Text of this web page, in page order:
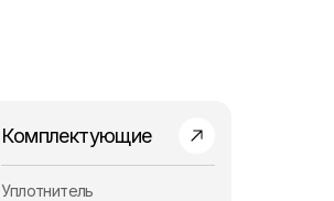
Комплектующие
Уплотнитель